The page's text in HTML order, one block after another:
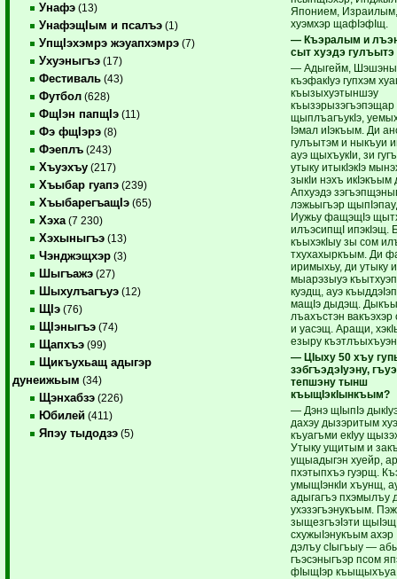
Унафэ (13)
УнафэщIым и псалъэ (1)
УпщIэхэмрэ жэуапхэмрэ (7)
Ухуэныгъэ (17)
Фестиваль (43)
Футбол (628)
ФщIэн папщIэ (11)
Фэ фщIэрэ (8)
Фэеплъ (243)
Хъуэхъу (217)
Хъыбар гуапэ (239)
ХъыбарегъащIэ (65)
Хэха (7 230)
Хэхыныгъэ (13)
Чэнджэщхэр (3)
Шыгъажэ (27)
Шыхулъагъуэ (12)
ЩIэ (76)
ЩIэныгъэ (74)
Щапхъэ (99)
Щикъухьащ адыгэр
дунеижьым (34)
Щэнхабзэ (226)
Юбилей (411)
Япэу тыдодзэ (5)
Японием,
хуэмхэр щафIэфIщ.
— Къэралым и
сыт хуэдэ гулъытэ
— Адыгейм,
къэфакIуэ гупхэм
къызыхуэтыншэу
къызэрызэгъэпэщар
щыплъагъукIэ,
Iэмал иIэкъым. Ди
гулъытэм и ныкъуи
ауэ щыхъукIи, зи
утыку итыкIэкIэ
зыкIи нэхъ икIэкъым
Апхуэдэ
лэжьыгъэр
Иужьу фащэщIэ
илъэсипщI ипэкIэщ.
къыхэкIыу зы сом
тхухахыркъым. Ди
иримыхьу, ди утыку
мыарэзыуэ
куэдщ, ауэ
мащIэ дыдэщ.
лъахъстэн
и уасэщ. Аращи,
езыру
— ЦIыху 50 хъу
зэбгъэдэIуэну,
тепшэну тынш
къыщIэкIынкъым?
— Дэнэ щIыпIэ
дахэу дызэритым
къуагъми екIуу
Утыку ущитым и
ущыадыгэн хуейр,
пхэтыпхъэ гуэрщ.
умыщIэнкIи хъунщ,
адыгагъэ пхэмылъу
ухэзэгъэнукъым.
зыщезгъэIэти
схужыIэнукъым ахэр
дэлъу сIыгъыу —
гъэсэныгъэр псом
фIыщIэр къыщыхъуа